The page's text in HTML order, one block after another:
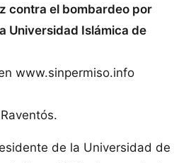
contra el bombardeo por
Universidad Islámica de
www.sinpermiso.info
de la Universidad de